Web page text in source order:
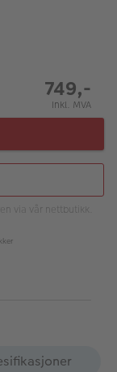
749,-
Inkl. MVA
via vår nettbutikk.